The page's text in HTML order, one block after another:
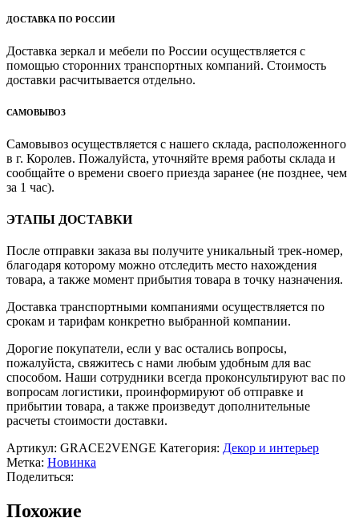
ДОСТАВКА ПО РОССИИ
Доставка зеркал и мебели по России осуществляется с
помощью сторонних транспортных компаний. Стоимость
доставки расчитывается отдельно.
САМОВЫВОЗ
Самовывоз осуществляется с нашего склада, расположенного
в г. Королев. Пожалуйста, уточняйте время работы склада и
сообщайте о времени своего приезда заранее (не позднее, чем
за 1 час).
ЭТАПЫ ДОСТАВКИ
После отправки заказа вы получите уникальный трек-номер,
благодаря которому можно отследить место нахождения
товара, а также момент прибытия товара в точку назначения.
Доставка транспортными компаниями осуществляется по
срокам и тарифам конкретно выбранной компании.
Дорогие покупатели, если у вас остались вопросы,
пожалуйста, свяжитесь с нами любым удобным для вас
способом. Наши сотрудники всегда проконсультируют вас по
вопросам логистики, проинформируют об отправке и
прибытии товара, а также произведут дополнительные
расчеты стоимости доставки.
Артикул: GRACE2VENGE Категория: Декор и интерьер
Метка: Новинка
Поделиться:
Похожие